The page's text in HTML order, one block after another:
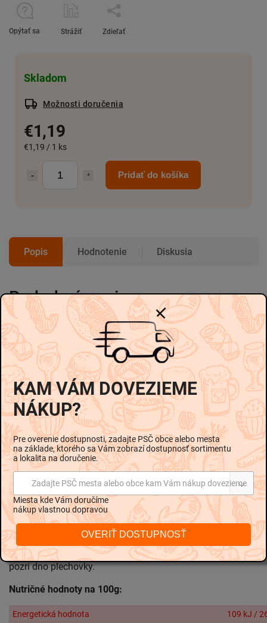
€1,19
€1,19 / 1 ks
Pridať do košíka
Skladom
Možnosti doručenia
Opýtať sa Strážiť Zdieľať
Popis Hodnotenie Diskusia
Podrobný popis
Zloženie
Voda, Nealkoholické pivo svetlé 40% (voda, jačmenné
slady, upravený chmeľ), Cukor, Regulátor kyslosti: kyselina
citrónová, Prírodné arómy, Vitamín C, Vitamín kyselina
pantoténová (B5), Vitamín B6, Citrónová šťava z
koncentrátu 0, 1%, Obsah ovocnej šťavy v hotovom
výrobku 0, 1%, Sýtené oxidom uhličitým
Informácie o alergénoch
Obsahuje : Jačmeň
Skladovanie
Skladovať v priestoroch bez zdroja sálavého tepla,
priameho slnečného žiarenia a mrazu.
Minimálna trvanlivosť do
pozri dno plechovky.
Nutričné hodnoty na 100g:
Energetická hodnota
109 kJ /
-
-
KAM VÁM DOVEZIEME
NÁKUP?
Pre overenie dostupnosti, zadajte PSČ obce alebo mesta
na základe, ktorého sa Vám zobrazí dostupnosť sortimentu
a lokalita na doručenie.
Zadajte PSČ mesta alebo obce kam Vám nákup dovezieme
Miesta kde Vám doručíme
nákup vlastnou dopravou
OVERIŤ DOSTUPNOSŤ